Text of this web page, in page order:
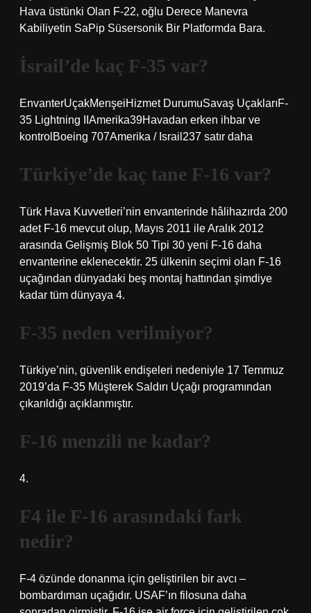
Hava üstünki Olan F-22, oğlu Derece Manevra
Kabiliyetin SaPip Süsersonik Bir Platformda Bara.
İsrail’de kaç F-35 var?
EnvanterUçakMenşeiHizmet DurumuSavaş UçaklarıF-
35 Lightning IIAmerika39Havadan erken ihbar ve
kontrolBoeing 707Amerika / Israil237 satır daha
Türkiye’de kaç tane F-16 var?
Türk Hava Kuvvetleri’nin envanterinde hâlihazırda 200
adet F-16 mevcut olup, Mayıs 2011 ile Aralık 2012
arasında Gelişmiş Blok 50 Tipi 30 yeni F-16 daha
envanterine eklenecektir. 25 ülkenin seçimi olan F-16
uçağından dünyadaki beş montaj hattından şimdiye
kadar tüm dünyaya 4.
F-35 neden verilmiyor?
Türkiye’nin, güvenlik endişeleri nedeniyle 17 Temmuz
2019’da F-35 Müşterek Saldırı Uçağı programından
çıkarıldığı açıklanmıştır.
F-16 menzili ne kadar?
4.
F4 ile F-16 arasındaki fark
nedir?
F-4 özünde donanma için geliştirilen bir avcı –
bombardıman uçağıdır. USAF’ın filosuna daha